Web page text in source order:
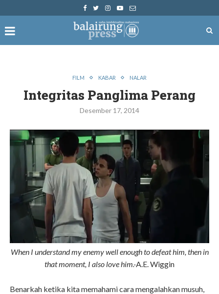
FILM KABAR NALAR
Integritas Panglima Perang
Desember 17, 2014
When I understand my enemy well enough to defeat him, then in
that moment, I also love him.-A.E. Wiggin
Benarkah ketika kita memahami cara mengalahkan musuh,